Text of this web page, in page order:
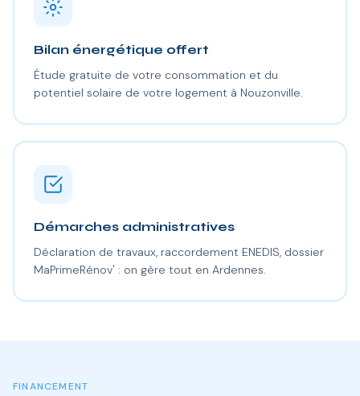
Bilan énergétique offert
Étude gratuite de votre consommation et du
potentiel solaire de votre logement à Nouzonville.
Démarches administratives
Déclaration de travaux, raccordement ENEDIS, dossier
MaPrimeRénov' : on gère tout en Ardennes.
FINANCEMENT